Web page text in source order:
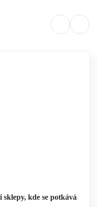
kde se potkává